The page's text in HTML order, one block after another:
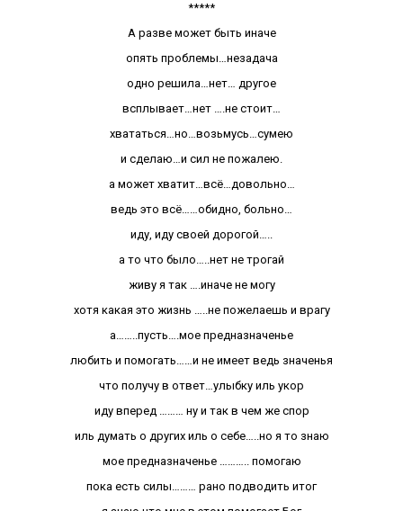
*****
А разве может быть иначе
опять проблемы…незадача
одно решила…нет… другое
всплывает…нет ….не стоит…
хвататься…но…возьмусь…сумею
и сделаю…и сил не пожалею.
а может хватит…всё…довольно…
ведь это всё……обидно, больно…
иду, иду своей дорогой…..
а то что было…..нет не трогай
живу я так ….иначе не могу
хотя какая это жизнь …..не пожелаешь и врагу
а……..пусть….мое предназначенье
любить и помогать……и не имеет ведь значенья
что получу в ответ…улыбку иль укор
иду вперед ……… ну и так в чем же спор
иль думать о других иль о себе…..но я то знаю
мое предназначенье ……….. помогаю
пока есть силы……… рано подводить итог